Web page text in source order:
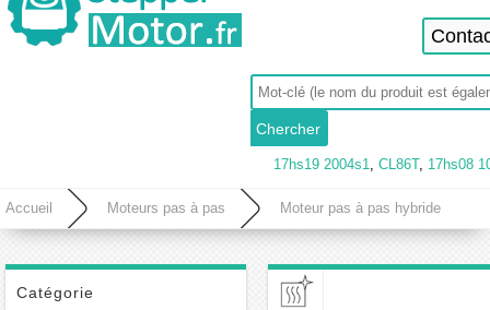
17hs19 2004s1, CL86T, 17hs08
Accueil Moteurs pas à pas Moteur pas à pas hybride
Catégorie